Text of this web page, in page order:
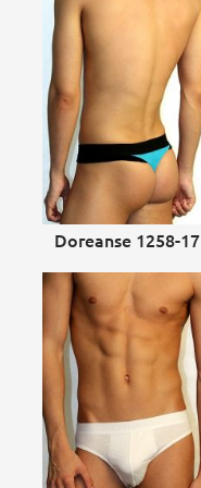
Doreanse 1258-17